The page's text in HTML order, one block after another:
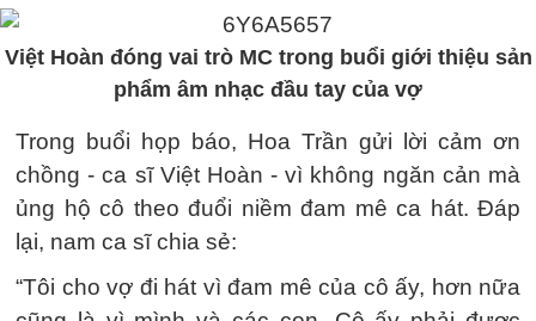
Việt Hoàn đóng vai trò MC trong buổi giới thiệu sản
phẩm âm nhạc đầu tay của vợ
Trong buổi họp báo, Hoa Trần gửi lời cảm ơn
chồng - ca sĩ Việt Hoàn - vì không ngăn cản mà
ủng hộ cô theo đuổi niềm đam mê ca hát. Đáp
lại, nam ca sĩ chia sẻ:
“Tôi cho vợ đi hát vì đam mê của cô ấy, hơn nữa